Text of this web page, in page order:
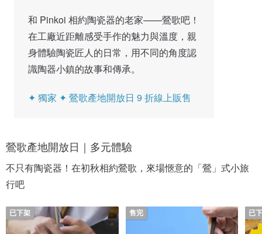
和 Pinkoi 相約陶瓷器的老家——鶯歌吧！
在工廠近距離感受手作的魅力與溫度，親
身體驗陶瓷匠人的日常，用不同的角度認
識陶器小鎮的故事和傳承。
✦ 獨家 ✦ 鶯歌產地開放日 9 折線上販售
鶯歌產地開放日｜多元體驗
不只有陶瓷器！在初秋相約鶯歌，來場愜意的「鶯」式小旅
行吧
已下架 售完 已